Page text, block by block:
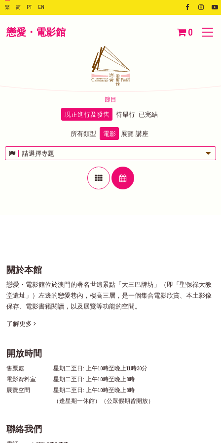
繁 简 PT EN
戀愛・電影館 0
節目
現正進行及發售 待舉行 已完結
所有類型 電影 展覽 講座
請選擇專題
關於本館
戀愛・電影館位於澳門的著名世遺景點「大三巴牌坊」（即「聖保祿大教
堂遺址」）左邊的戀愛巷內，樓高三層，是一個集合電影欣賞、本土影像
保存、電影書籍閱讀，以及展覽等功能的空間。
了解更多
開放時間
售票處
星期二至日: 上午10時至晚上11時30分
電影資料室
星期二至日: 上午10時至晚上8時
展覽空間
星期二至日: 上午10時至晚上8時
（逢星期一休館）（公眾假期皆開放）
聯絡我們